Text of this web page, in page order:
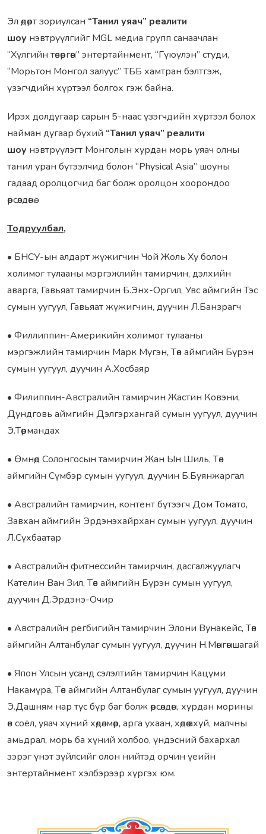
Эл өдөрт зориулсан “Танил уяач” реалити
шоу нэвтрүүлгийг MGL медиа групп санаачлан
“Хүлгийн төвөргөөн” энтертайнмент, “Гүюүлэн” студи,
“Морьтон Монгол залуус” ТББ хамтран бэлтгэж,
үзэгчдийн хүртээл болгох гэж байна.
Ирэх долдугаар сарын 5-наас үзэгчдийн хүртээл болох
найман дугаар бүхий “Танил уяач” реалити
шоу нэвтрүүлэгт Монголын хурдан морь уяач олны
танил уран бүтээлчид болон “Physical Asia” шоуны
гадаад оролцогчид баг болж оролцон хоорондоо
өрсөлдөнө.
Тодруулбал,
• БНСУ-ын алдарт жүжигчин Чой Жоль Ху болон
холимог тулааны мэргэжлийн тамирчин, дэлхийн
аварга, Гавьяат тамирчин Б.Энх-Оргил, Увс аймгийн Тэс
сумын уугуул, Гавьяат жүжигчин, дуучин Л.Банзрагч
• Филлиппин-Америкийн холимог тулааны
мэргэжлийн тамирчин Марк Мүгэн, Төв аймгийн Бүрэн
сумын уугуул, дуучин А.Хосбаяр
• Филиппин-Австралийн тамирчин Жастин Ковэни,
Дундговь аймгийн Дэлгэрхангай сумын уугуул, дуучин
Э.Төрмандах
• Өмнөд Солонгосын тамирчин Жан Ын Шиль, Төв
аймгийн Сүмбэр сумын уугуул, дуучин Б.Буянжаргал
• Австралийн тамирчин, контент бүтээгч Дом Томато,
Завхан аймгийн Эрдэнэхайрхан сумын уугуул, дуучин
Л.Сүхбаатар
• Австралийн фитнессийн тамирчин, дасгалжуулагч
Кателин Ван Зил, Төв аймгийн Бүрэн сумын уугуул,
дуучин Д.Эрдэнэ-Очир
• Австралийн регбигийн тамирчин Элони Вунакейс, Төв
аймгийн Алтанбулаг сумын уугуул, дуучин Н.Мөнгөншагай
• Япон Улсын усанд сэлэлтийн тамирчин Кацүми
Накамүра, Төв аймгийн Алтанбулаг сумын уугуул, дуучин
Э.Дашням нар тус бүр баг болж өрсөлдөн, хурдан морины
өв соёл, уяач хүний хөдөлмөр, арга ухаан, хөдөө ахуй, малчны
амьдрал, морь ба хүний холбоо, үндэсний бахархал
зэрэг үнэт зүйлсийг олон нийтэд орчин үеийн
энтертайнмент хэлбэрээр хүргэх юм.